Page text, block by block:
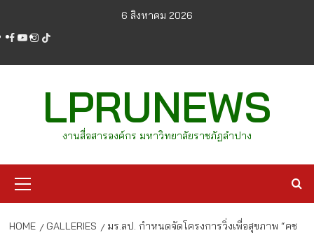
content
6 สิงหาคม 2026
facebook
youtube
instagram
tiktok
LPRUNEWS
งานสื่อสารองค์กร มหาวิทยาลัยราชภัฏลำปาง
Menu
HOME GALLERIES
มร.ลป. กำหนดจัดโครงการวิ่งเพื่อสุขภาพ “คช